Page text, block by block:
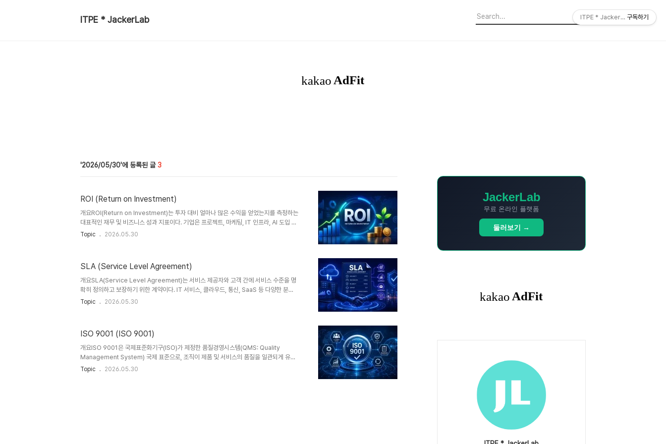
ITPE * JackerLab
2026/05/30 3
ROI (Return on Investment)
개요ROI(Return on Investment)는 투자 대비 얼마나 많은 수익을 얻었는지를 측정하는
대표적인 재무 및 비즈니스 성과 지표이다. 기업은 프로젝트, 마케팅, IT 인프라, AI 도입 등
다양한 투자 활동의 효과를 정량적으로 평가하기 위해 ROI를 활용한다. 특히 디지털 전환
지표이다.2. 특징구분설명비교/차별점정량적 지표수익률을 숫자로 표현정성적 평가 대비
객관성 높음단순성계산 방식 간단복잡한 재무 모델 대비 ..
Topic 2026.05.30
SLA (Service Level Agreement)
개요SLA(Service Level Agreement)는 서비스 제공자와 고객 간에 서비스 수준을 명
확히 정의하고 보장하기 위한 계약이다. IT 서비스, 클라우드, 통신, SaaS 등 다양한 분야
에서 활용되며, 가용성, 성능, 응답 시간 등 구체적인 지표를 기반으로 서비스 품질을 관리
다.2. 특징구분설명비교/차별점계약 기반서비스 수준 명확화비공식 합의 대비 신뢰성 증가
정량적 지표가용성, 응답 시간 등정성적 평가 대비 객관성 확보책임 명확화제..
Topic 2026.05.30
ISO 9001 (ISO 9001)
개요ISO 9001은 국제표준화기구(ISO)가 제정한 품질경영시스템(QMS: Quality
Management System) 국제 표준으로, 조직이 제품 및 서비스의 품질을 일관되게 유지
하고 고객 만족을 향상시키기 위한 관리 체계를 정의한다. 제조업뿐만 아니라 IT, 서비스,
Topic 2026.05.30
JackerLab
무료 온라인 플랫폼
둘러보기 →
ITPE * JackerLab구독하기